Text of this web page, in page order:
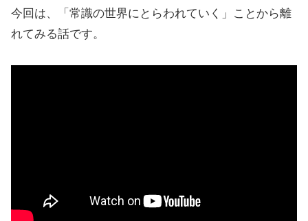
今回は、「常識の世界にとらわれていく」ことから離
れてみる話です。